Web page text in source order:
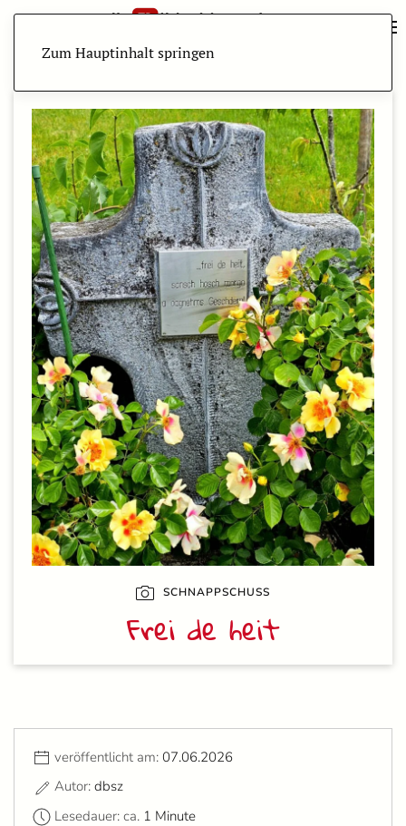
Zum Hauptinhalt springen
SCHNAPPSCHUSS
Frei de heit
veröffentlicht am: 07.06.2026
Autor: dbsz
Lesedauer: ca. 1 Minute